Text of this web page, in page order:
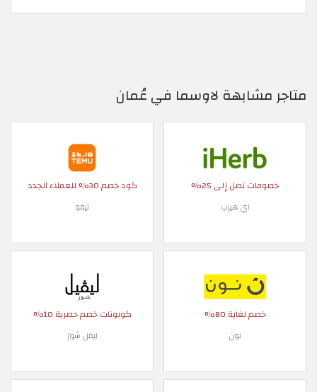
متاجر مشابهة لاوسما في عُمان
خصومات تصل إلى 25%
اي هيرب
كود خصم 30% للعملاء الجدد
تيمو
خصم لغاية 80%
نون
كوبونات خصم حصرية 10%
ليفل شوز